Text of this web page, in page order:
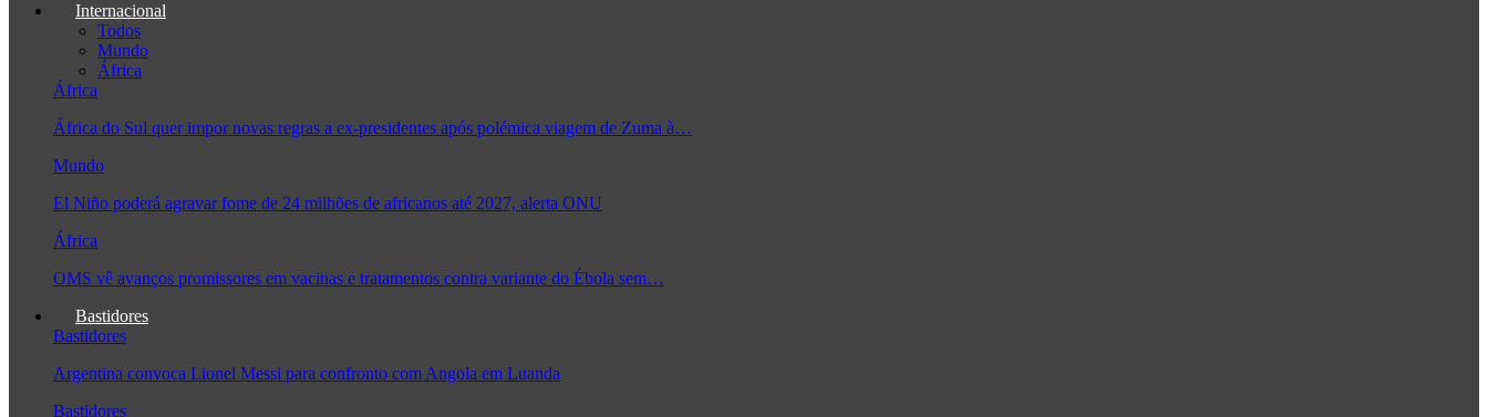
Internacional
Todos
Mundo
África
África
África do Sul quer impor novas regras a ex-presidentes após polémica viagem de Zuma à…
Mundo
El Niño poderá agravar fome de 24 milhões de africanos até 2027, alerta ONU
África
OMS vê avanços promissores em vacinas e tratamentos contra variante do Ébola sem…
Bastidores
Bastidores
Argentina convoca Lionel Messi para confronto com Angola em Luanda
Bastidores